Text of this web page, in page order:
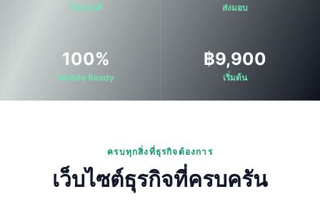
โปรเจกต์ ส่งมอบ
100%
Mobile Ready
฿9,900
เริ่มต้น
ครบทุกสิ่งที่ธุรกิจต้องการ
เว็บไซต์ธุรกิจที่ครบครัน